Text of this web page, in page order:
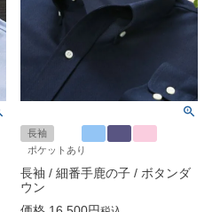
長袖
ポケットあり
長袖 / 細番手鹿の子 / ボタンダ
ウン